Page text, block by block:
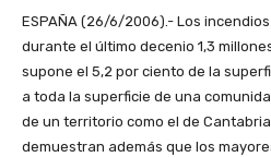
ESPAÑA (26/6/2006).- Los
durante el último decenio 1,3
supone el 5,2 por ciento de la
a toda la superficie de una
de un territorio como el de
demuestran además que los